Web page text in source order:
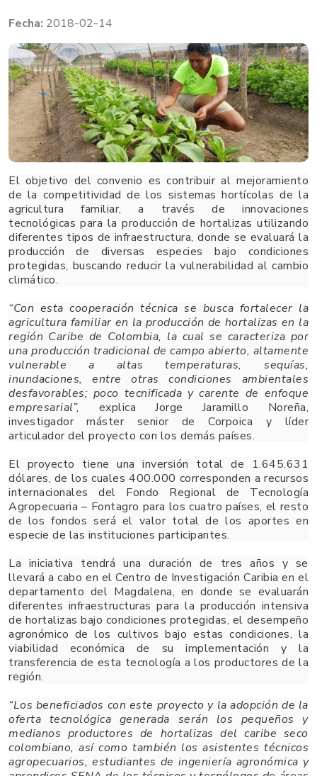
2018-02-14
El objetivo del convenio es contribuir al mejoramiento
de la competitividad de los sistemas hortícolas de la
agricultura familiar, a través de innovaciones
tecnológicas para la producción de hortalizas utilizando
diferentes tipos de infraestructura, donde se evaluará la
producción de diversas especies bajo condiciones
protegidas, buscando reducir la vulnerabilidad al cambio
climático.
“Con esta cooperación técnica se busca fortalecer la
agricultura familiar en la producción de hortalizas en la
región Caribe de Colombia, la cual se caracteriza por
una producción tradicional de campo abierto, altamente
vulnerable a altas temperaturas, sequías,
inundaciones, entre otras condiciones ambientales
desfavorables; poco tecnificada y carente de enfoque
empresarial”, explica Jorge Jaramillo Noreña,
investigador máster senior de Corpoica y líder
articulador del proyecto con los demás países.
El proyecto tiene una inversión total de 1.645.631
dólares, de los cuales 400.000 corresponden a recursos
internacionales del Fondo Regional de Tecnología
Agropecuaria – Fontagro para los cuatro países, el resto
de los fondos será el valor total de los aportes en
especie de las instituciones participantes.
La iniciativa tendrá una duración de tres años y se
llevará a cabo en el Centro de Investigación Caribia en el
departamento del Magdalena, en donde se evaluarán
diferentes infraestructuras para la producción intensiva
de hortalizas bajo condiciones protegidas, el desempeño
agronómico de los cultivos bajo estas condiciones, la
viabilidad económica de su implementación y la
transferencia de esta tecnología a los productores de la
región.
“Los beneficiados con este proyecto y la adopción de la
oferta tecnológica generada serán los pequeños y
medianos productores de hortalizas del caribe seco
colombiano, así como también los asistentes técnicos
agropecuarios, estudiantes de ingeniería agronómica y